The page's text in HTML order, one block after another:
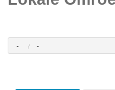
- -